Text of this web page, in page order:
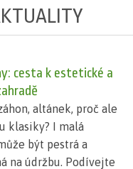
cesta k estetické a
altánek, proč ale
klasiky? I malá
být pestrá a
na údržbu. Podívejte